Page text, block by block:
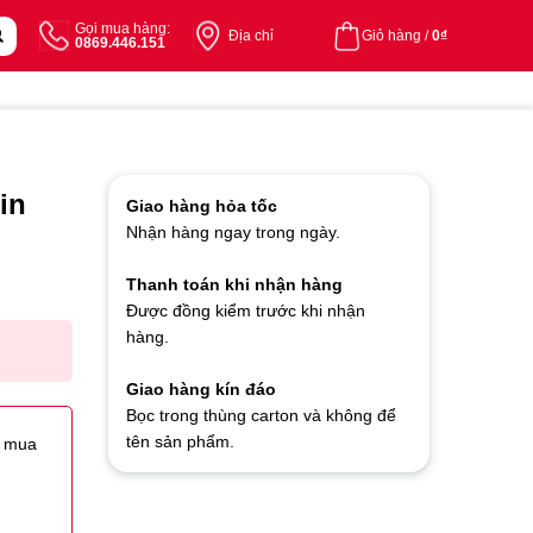
Gọi mua hàng:
0869.446.151
Địa chỉ Giỏ hàng /0₫
mua
Giao hàng hỏa tốc
Nhận hàng ngay trong ngày.
Thanh toán khi nhận hàng
Được đồng kiểm trước khi nhận
hàng.
Giao hàng kín đáo
Bọc trong thùng carton và không để
tên sản phẩm.